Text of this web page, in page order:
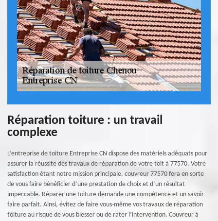
Réparation toiture : un travail
complexe
L’entreprise de toiture Entreprise CN dispose des matériels adéquats pour
assurer la réussite des travaux de réparation de votre toit à 77570. Votre
satisfaction étant notre mission principale, couvreur 77570 fera en sorte
de vous faire bénéficier d’une prestation de choix et d’un résultat
impeccable. Réparer une toiture demande une compétence et un savoir-
faire parfait. Ainsi, évitez de faire vous-même vos travaux de réparation
toiture au risque de vous blesser ou de rater l’intervention. Couvreur à